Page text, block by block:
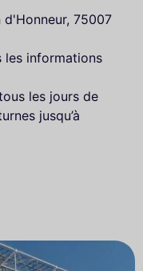
d'Honneur, 75007
les informations
les jours de
jusqu’à